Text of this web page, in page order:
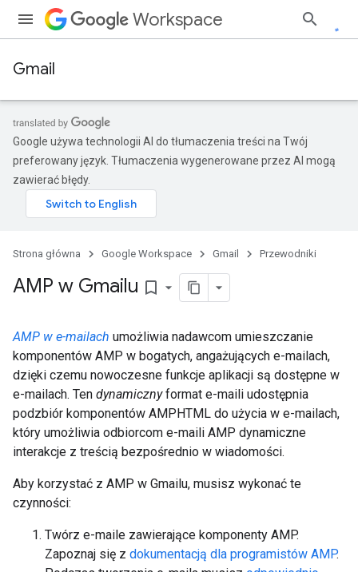
Workspace
Gmail
Google używa technologii AI do tłumaczenia treści na Twój
preferowany język. Tłumaczenia wygenerowane przez AI mogą
zawierać błędy.
Strona główna Google Workspace Gmail Przewodniki
AMP w Gmailu bookmark_border
AMP w e-mailach umożliwia nadawcom umieszczanie
komponentów AMP w bogatych, angażujących e-mailach,
dzięki czemu nowoczesne funkcje aplikacji są dostępne w
e-mailach. Ten dynamicznyformat e-maili udostępnia
podzbiór komponentów AMPHTML do użycia w e-mailach,
który umożliwia odbiorcom e-maili AMP dynamiczne
interakcje z treścią bezpośrednio w wiadomości.
Aby korzystać z AMP w Gmailu, musisz wykonać te
czynności:
Twórz e-maile zawierające komponenty AMP.
Zapoznaj się z dokumentacją dla programistów AMP.